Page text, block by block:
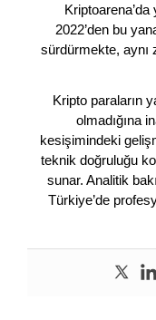
Kriptoarena’da
2022’den bu
sürdürmekte, aynı
Kripto paraların
olmadığına
kesişimindeki
teknik doğruluğu
sunar. Analitik
Türkiye’de